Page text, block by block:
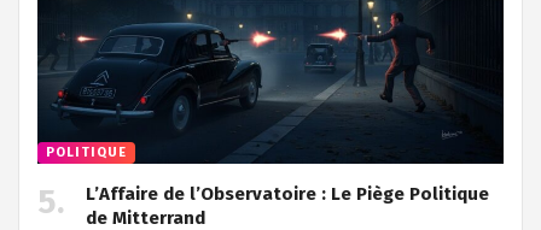
POLITIQUE
L’Affaire de l’Observatoire : Le Piège Politique
de Mitterrand